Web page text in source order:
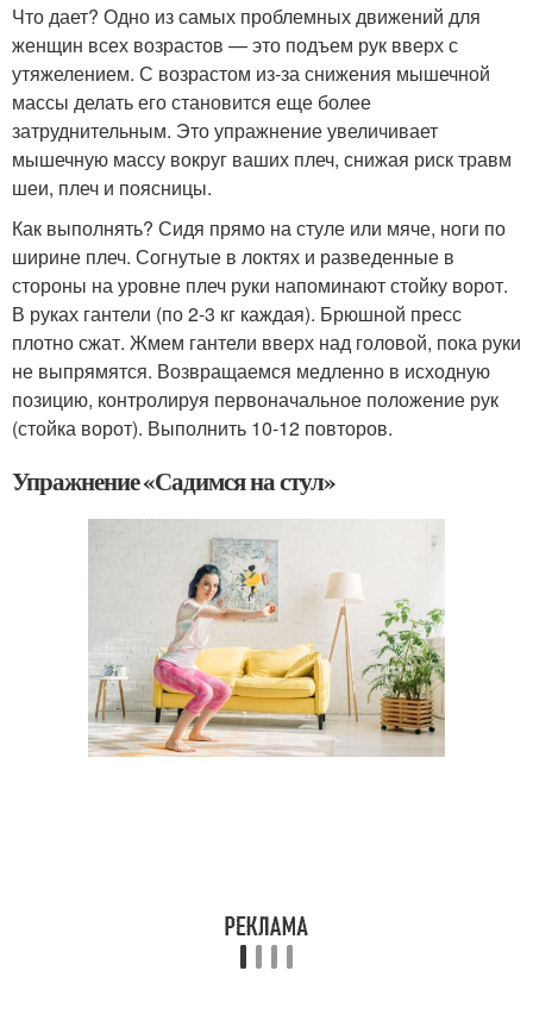
Что дает? Одно из самых проблемных движений для
женщин всех возрастов — это подъем рук вверх с
утяжелением. С возрастом из-за снижения мышечной
массы делать его становится еще более
затруднительным. Это упражнение увеличивает
мышечную массу вокруг ваших плеч, снижая риск травм
шеи, плеч и поясницы.
Как выполнять? Сидя прямо на стуле или мяче, ноги по
ширине плеч. Согнутые в локтях и разведенные в
стороны на уровне плеч руки напоминают стойку ворот.
В руках гантели (по 2-3 кг каждая). Брюшной пресс
плотно сжат. Жмем гантели вверх над головой, пока руки
не выпрямятся. Возвращаемся медленно в исходную
позицию, контролируя первоначальное положение рук
(стойка ворот). Выполнить 10-12 повторов.
Упражнение «Садимся на стул»